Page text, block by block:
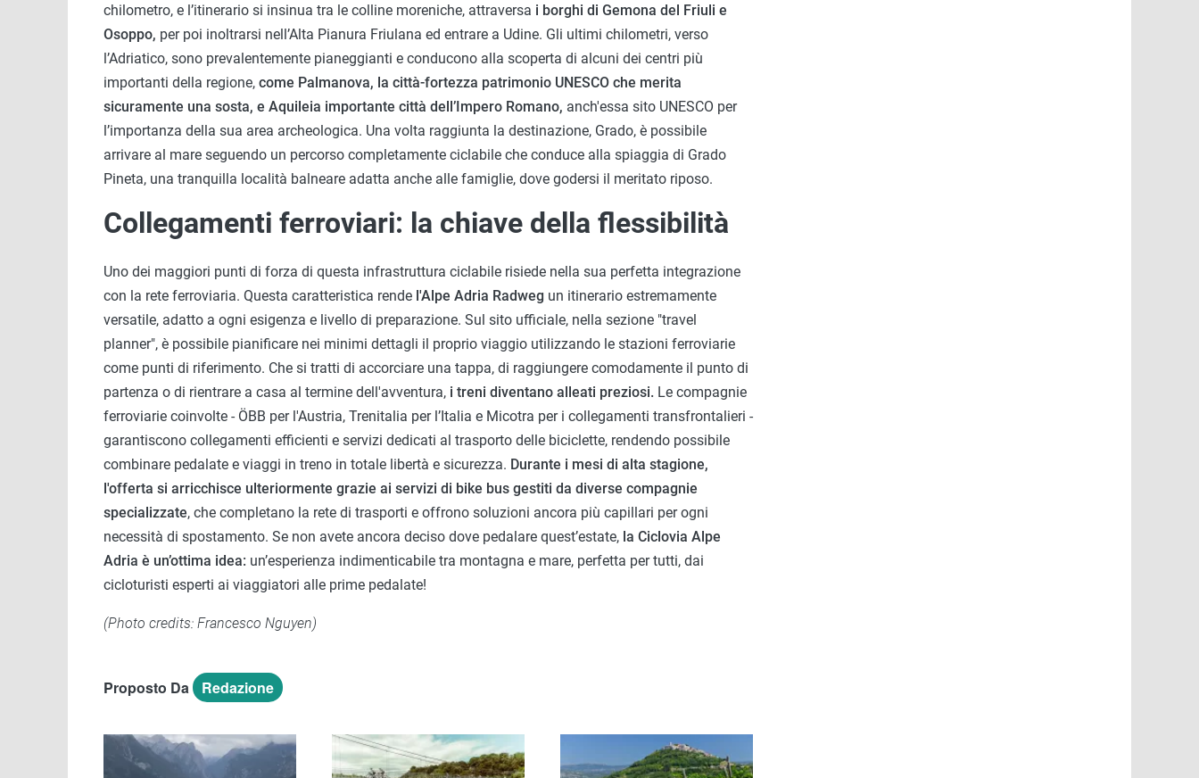
chilometro, e l’itinerario si insinua tra le colline moreniche, attraversa i borghi di Gemona del Friuli e
Osoppo, per poi inoltrarsi nell’Alta Pianura Friulana ed entrare a Udine. Gli ultimi chilometri, verso
l’Adriatico, sono prevalentemente pianeggianti e conducono alla scoperta di alcuni dei centri più
importanti della regione, come Palmanova, la città-fortezza patrimonio UNESCO che merita
sicuramente una sosta, e Aquileia importante città dell’Impero Romano, anch'essa sito UNESCO per
l’importanza della sua area archeologica. Una volta raggiunta la destinazione, Grado, è possibile
arrivare al mare seguendo un percorso completamente ciclabile che conduce alla spiaggia di Grado
Pineta, una tranquilla località balneare adatta anche alle famiglie, dove godersi il meritato riposo.
Collegamenti ferroviari: la chiave della flessibilità
Uno dei maggiori punti di forza di questa infrastruttura ciclabile risiede nella sua perfetta integrazione
con la rete ferroviaria. Questa caratteristica rende l'Alpe Adria Radweg un itinerario estremamente
versatile, adatto a ogni esigenza e livello di preparazione. Sul sito ufficiale, nella sezione "travel
planner", è possibile pianificare nei minimi dettagli il proprio viaggio utilizzando le stazioni ferroviarie
come punti di riferimento. Che si tratti di accorciare una tappa, di raggiungere comodamente il punto di
partenza o di rientrare a casa al termine dell'avventura, i treni diventano alleati preziosi. Le compagnie
ferroviarie coinvolte - ÖBB per l'Austria, Trenitalia per l’Italia e Micotra per i collegamenti transfrontalieri -
garantiscono collegamenti efficienti e servizi dedicati al trasporto delle biciclette, rendendo possibile
combinare pedalate e viaggi in treno in totale libertà e sicurezza. Durante i mesi di alta stagione,
l'offerta si arricchisce ulteriormente grazie ai servizi di bike bus gestiti da diverse compagnie
specializzate, che completano la rete di trasporti e offrono soluzioni ancora più capillari per ogni
necessità di spostamento. Se non avete ancora deciso dove pedalare quest’estate, la Ciclovia Alpe
Adria è un’ottima idea: un’esperienza indimenticabile tra montagna e mare, perfetta per tutti, dai
cicloturisti esperti ai viaggiatori alle prime pedalate!
(Photo credits: Francesco Nguyen)
Proposto Da Redazione
Immagine Immagine